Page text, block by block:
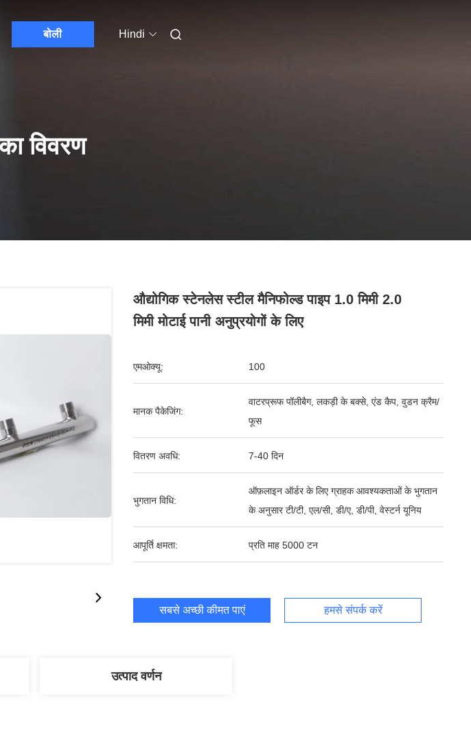
बोली Hindi
विवरण
औद्योगिक स्टेनलेस स्टील मैनिफोल्ड पाइप 1.0 मिमी 2.0
मिमी मोटाई पानी अनुप्रयोगों के लिए
एमओक्यू: 100
मानक पैकेजिंग:
वाटरप्रूफ पॉलीबैग, लकड़ी के बक्से, एंड कैप, वुडन क्रैम/
फूस
वितरण अवधि: 7-40 दिन
भुगतान विधि:
ऑफ़लाइन ऑर्डर के लिए ग्राहक आवश्यकताओं के भुगतान
के अनुसार टी/टी, एल/सी, डी/ए, डी/पी, वेस्टर्न यूनिय
आपूर्ति क्षमता: प्रति माह 5000 टन
सबसे अच्छी कीमत पाएं हमसे संपर्क करें
उत्पाद वर्णन